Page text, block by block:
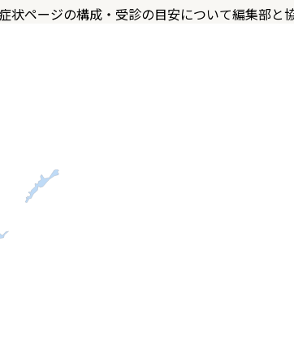
ページの構成・受診の目安について編集部と